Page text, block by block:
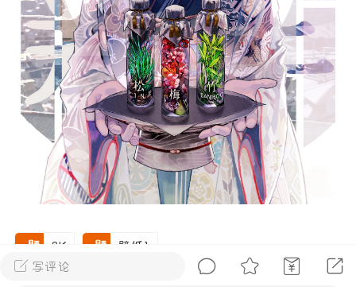
177
隐藏 0
P站美图推荐——紫发特辑
隐藏 0
P站美图推荐——透视装特辑（二）
0
写评论
8K 壁纸1